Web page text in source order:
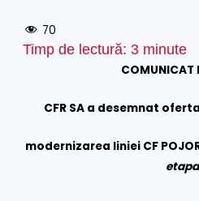
70
Timp de lectură: 3 minute
COMUNICAT
CFR SA a desemnat
modernizarea liniei CF